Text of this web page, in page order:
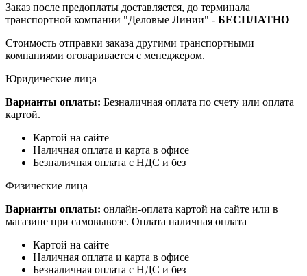
Заказ после предоплаты доставляется, до терминала
транспортной компании "Деловые Линии" - БЕСПЛАТНО
Стоимость отправки заказа другими транспортными
компаниями оговаривается с менеджером.
Юридические лица
Варианты оплаты: Безналичная оплата по счету или оплата
картой.
Картой на сайте
Наличная оплата и карта в офисе
Безналичная оплата с НДС и без
Физические лица
Варианты оплаты: онлайн-оплата картой на сайте или в
магазине при самовывозе. Оплата наличная оплата
Картой на сайте
Наличная оплата и карта в офисе
Безналичная оплата с НДС и без